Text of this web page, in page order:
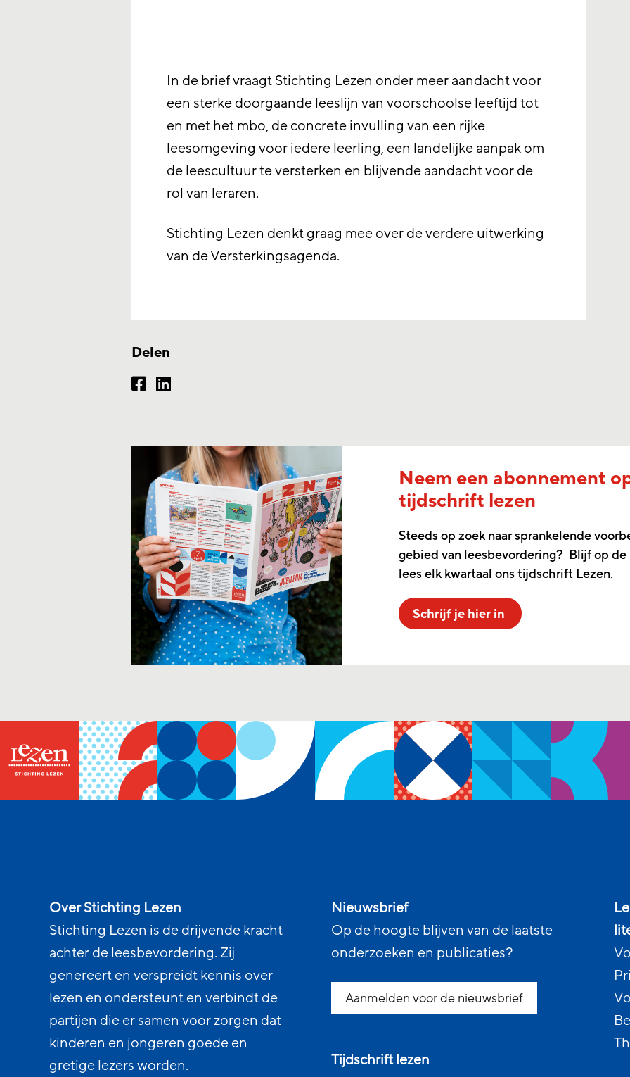
In de brief vraagt Stichting Lezen onder meer aandacht voor
een sterke doorgaande leeslijn van voorschoolse leeftijd tot
en met het mbo, de concrete invulling van een rijke
leesomgeving voor iedere leerling, een landelijke aanpak om
de leescultuur te versterken en blijvende aandacht voor de
rol van leraren.
Stichting Lezen denkt graag mee over de verdere uitwerking
van de Versterkingsagenda.
Delen
Neem een abonnement
tijdschrift lezen
Steeds op zoek naar sprankelende
gebied van leesbevordering? Blijf op de
lees elk kwartaal ons tijdschrift Lezen.
Schrijf je hier in
Over Stichting Lezen
Stichting Lezen is de drijvende kracht
achter de leesbevordering. Zij
genereert en verspreidt kennis over
lezen en ondersteunt en verbindt de
partijen die er samen voor zorgen dat
kinderen en jongeren goede en
gretige lezers worden.
Nieuwsbrief
Op de hoogte blijven van de laatste
onderzoeken en publicaties?
Aanmelden voor de nieuwsbrief
Tijdschrift lezen